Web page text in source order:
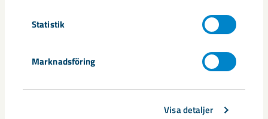
Statistik
Marknadsföring
Visa detaljer
Dela
Taggar